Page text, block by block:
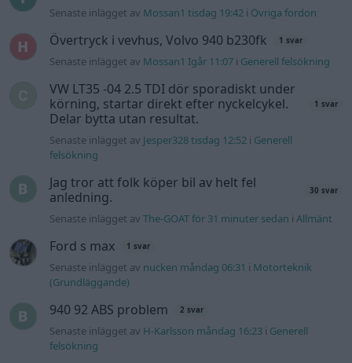
Senaste inlägget av Mossan1 tisdag 19:42 i Övriga fordon
Övertryck i vevhus, Volvo 940 b230fk 1 svar
Senaste inlägget av Mossan1 Igår 11:07 i Generell felsökning
VW LT35 -04 2.5 TDI dör sporadiskt under
körning, startar direkt efter nyckelcykel.
Delar bytta utan resultat.
1 svar
Senaste inlägget av Jesper328 tisdag 12:52 i Generell
felsökning
Jag tror att folk köper bil av helt fel
anledning.
30 svar
Senaste inlägget avThe-GOAT för 31 minuter sedan iAllmänt
Ford s max 1 svar
Senaste inlägget av nucken måndag 06:31 i Motorteknik
(Grundläggande)
940 92 ABS problem 2 svar
Senaste inlägget av H-Karlsson måndag 16:23 i Generell
felsökning